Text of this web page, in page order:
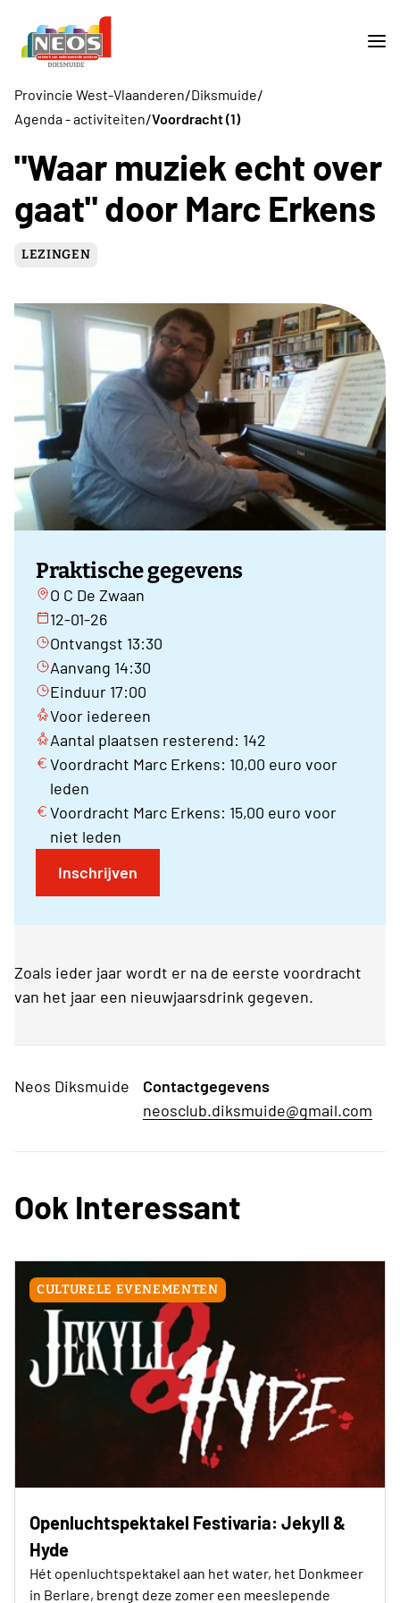
Provincie West-Vlaanderen/Diksmuide/
Agenda - activiteiten/Voordracht (1)
"Waar muziek echt over
gaat" door Marc Erkens
LEZINGEN
Praktische gegevens
O C De Zwaan
12-01-26
Ontvangst 13:30
Aanvang 14:30
Einduur 17:00
Voor iedereen
Aantal plaatsen resterend: 142
Voordracht Marc Erkens: 10,00 euro voor
leden
Voordracht Marc Erkens: 15,00 euro voor
niet leden
Inschrijven
Zoals ieder jaar wordt er na de eerste voordracht
van het jaar een nieuwjaarsdrink gegeven.
Neos Diksmuide
Contactgegevens
neosclub.diksmuide@gmail.com
Ook Interessant
CULTURELE EVENEMENTEN
Openluchtspektakel Festivaria: Jekyll &
Hyde
Hét openluchtspektakel aan het water, het Donkmeer
in Berlare, brengt deze zomer een meeslepende